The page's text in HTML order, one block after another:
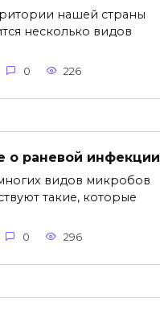
нашей страны
несколько видов
0 226
о раневой инфекции
видов микробов
такие, которые
0 296